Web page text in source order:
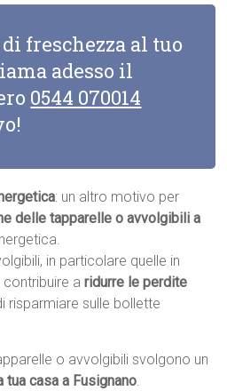
freschezza al tuo
adesso il
0544 070014
: un altro motivo per
delle tapparelle o avvolgibili a
in particolare quelle in
contribuire aridurre le perdite
risparmiare sulle bollette
o avvolgibili svolgono un
casa a Fusignano.